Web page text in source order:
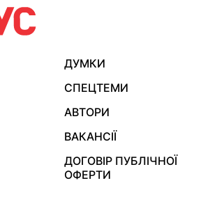
ДУМКИ
СПЕЦТЕМИ
АВТОРИ
ВАКАНСІЇ
ДОГОВІР ПУБЛІЧНОЇ
ОФЕРТИ